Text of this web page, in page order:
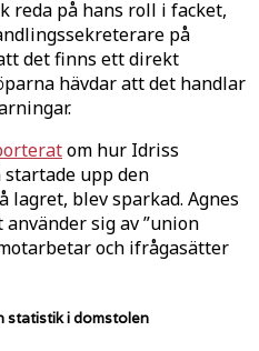
reda på hans roll i facket,
på
det finns ett direkt
hävdar att det handlar
om hur Idriss
startade upp den
blev sparkad. Agnes
sig av ”union
och ifrågasätter
statistik i domstolen